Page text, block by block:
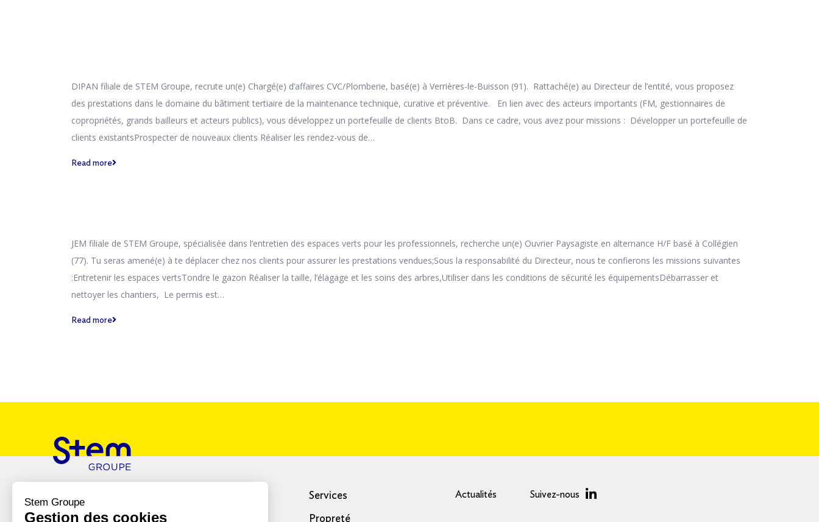
DIPAN filiale de STEM Groupe, recrute un(e) Chargé(e) d’affaires CVC/Plomberie, basé(e) à Verrières-le-Buisson (91). Rattaché(e) au Directeur de l’entité, vous proposez
des prestations dans le domaine du bâtiment tertiaire de la maintenance technique, curative et préventive. En lien avec des acteurs importants (FM, gestionnaires de
copropriétés, grands bailleurs et acteurs publics), vous développez un portefeuille de clients BtoB. Dans ce cadre, vous avez pour missions : Développer un portefeuille de
clients existantsProspecter de nouveaux clients Réaliser les rendez-vous de…
Read more
JEM filiale de STEM Groupe, spécialisée dans l’entretien des espaces verts pour les professionnels, recherche un(e) Ouvrier Paysagiste en alternance H/F basé à Collégien
(77). Tu seras amené(e) à te déplacer chez nos clients pour assurer les prestations vendues;Sous la responsabilité du Directeur, nous te confierons les missions suivantes
:Entretenir les espaces vertsTondre le gazon Réaliser la taille, l’élagage et les soins des arbres,Utiliser dans les conditions de sécurité les équipementsDébarrasser et
nettoyer les chantiers, Le permis est…
Read more
Engagements RSE
Services
Propreté
Actualités Suivez-nous